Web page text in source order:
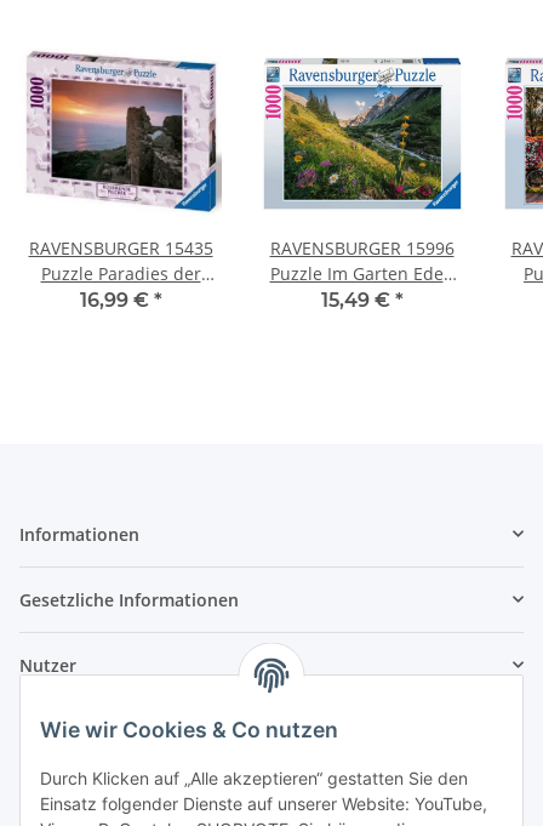
Wie wir Cookies & Co nutzen
Durch Klicken auf „Alle akzeptieren“ gestatten Sie den
Einsatz folgender Dienste auf unserer Website: YouTube,
RAVENSBURGER 15435
Puzzle Paradies der
Träume 1000 Teile
16,99 € *
RAVENSBURGER 15996
Puzzle Im Garten Eden
1000 Teile
15,49 € *
Informationen
Gesetzliche Informationen
Nutzer